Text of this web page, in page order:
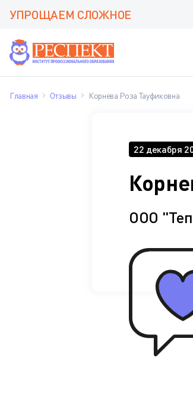
УПРОЩАЕМ СЛОЖНОЕ
Главная Отзывы Корнева Роза Тауфиковна
22 декабря
ООО